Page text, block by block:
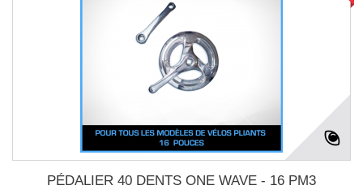
PÉDALIER 40 DENTS ONE WAVE - 16 PM3